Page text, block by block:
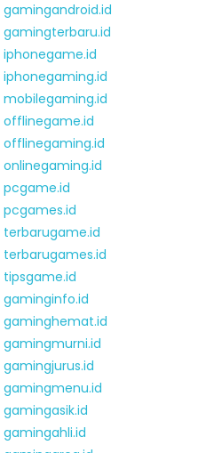
gamingandroid.id
gamingterbaru.id
iphonegame.id
iphonegaming.id
mobilegaming.id
offlinegame.id
offlinegaming.id
onlinegaming.id
pcgame.id
pcgames.id
terbarugame.id
terbarugames.id
tipsgame.id
gaminginfo.id
gaminghemat.id
gamingmurni.id
gamingjurus.id
gamingmenu.id
gamingasik.id
gamingahli.id